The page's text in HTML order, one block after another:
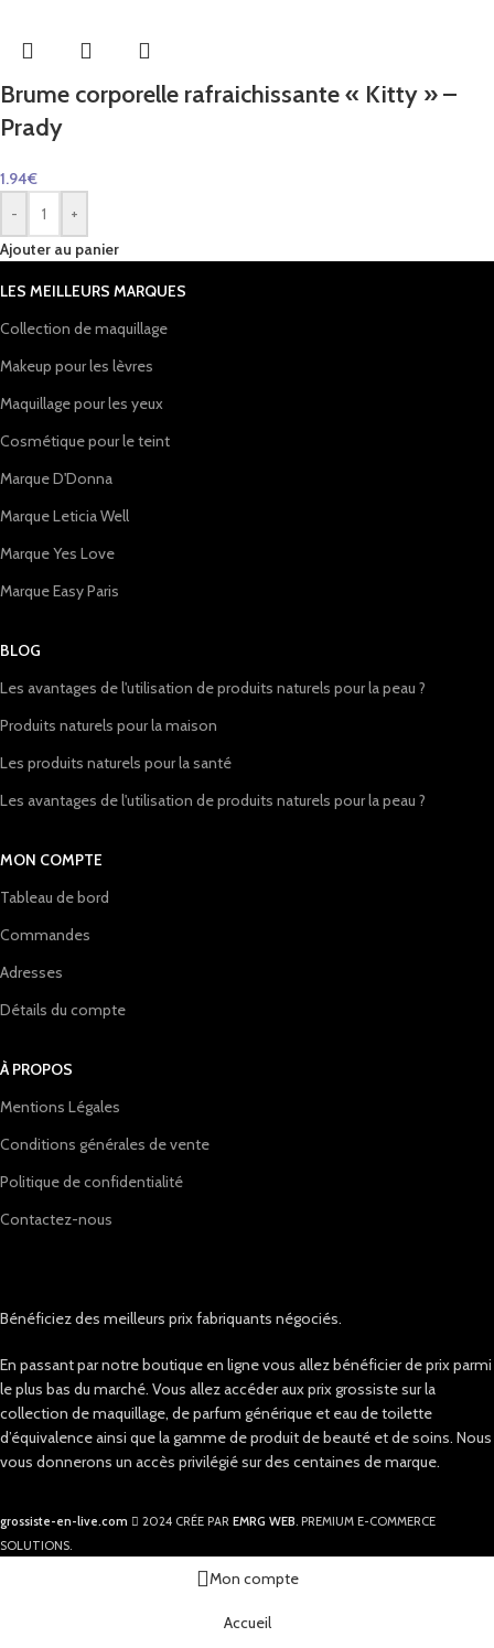
Brume corporelle rafraichissante « Kitty » –
Prady
1.94€
-
+
Ajouter au panier
LES MEILLEURS MARQUES
Collection de maquillage
Makeup pour les lèvres
Maquillage pour les yeux
Cosmétique pour le teint
Marque D'Donna
Marque Leticia Well
Marque Yes Love
Marque Easy Paris
BLOG
Les avantages de l'utilisation de produits naturels pour la peau ?
Produits naturels pour la maison
Les produits naturels pour la santé
Les avantages de l'utilisation de produits naturels pour la peau ?
MON COMPTE
Tableau de bord
Commandes
Adresses
Détails du compte
À PROPOS
Mentions Légales
Conditions générales de vente
Politique de confidentialité
Contactez-nous
Bénéficiez des meilleurs prix fabriquants négociés.
En passant par notre boutique en ligne vous allez bénéficier de prix parmi
le plus bas du marché. Vous allez accéder aux prix grossiste sur la
collection de maquillage, de parfum générique et eau de toilette
d’équivalence ainsi que la gamme de produit de beauté et de soins. Nous
vous donnerons un accès privilégié sur des centaines de marque.
grossiste-en-live.com 2024 CRÉE PAR EMRG WEB. PREMIUM E-COMMERCE
SOLUTIONS.
Mon compte
Accueil